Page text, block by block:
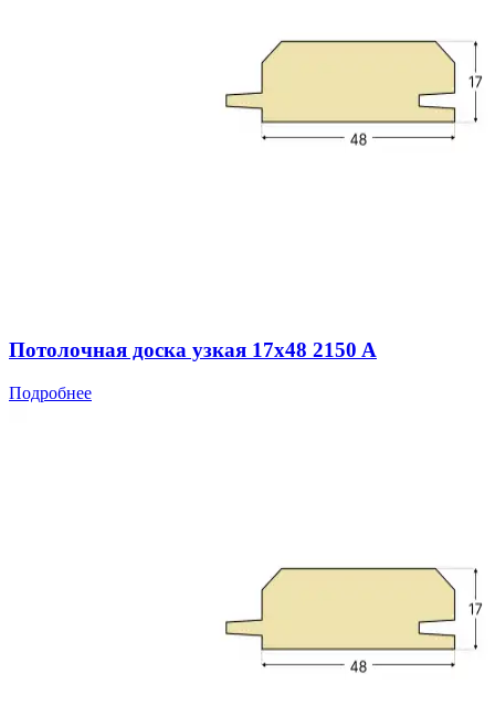
Потолочная доска узкая 17x48 2150 A
Подробнее